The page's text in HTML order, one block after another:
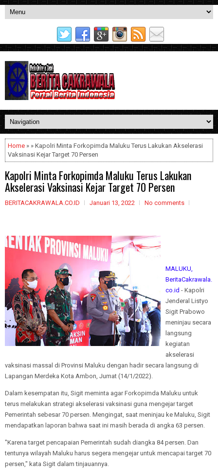
Home » » Kapolri Minta Forkopimda Maluku Terus Lakukan Akselerasi
Vaksinasi Kejar Target 70 Persen
Kapolri Minta Forkopimda Maluku Terus Lakukan
Akselerasi Vaksinasi Kejar Target 70 Persen
BERITACAKRAWALA.CO.ID Januari 13, 2022 No comments
MALUKU,
BeritaCakrawala.
co.id - Kapolri
Jenderal Listyo
Sigit Prabowo
meninjau secara
langsung
kegiatan
akselerasi
vaksinasi massal di Provinsi Maluku dengan hadir secara langsung di
Lapangan Merdeka Kota Ambon, Jumat (14/1/2022).
Dalam kesempatan itu, Sigit meminta agar Forkopimda Maluku untuk
terus melakukan strategi akselerasi vaksinasi guna mengejar target
Pemerintah sebesar 70 persen. Mengingat, saat meninjau ke Maluku, Sigit
mendapatkan laporan bahwa saat ini masih berada di angka 63 persen.
"Karena target pencapaian Pemerintah sudah diangka 84 persen. Dan
tentunya wilayah Maluku harus segera mengejar untuk mencapai target 70
persen," kata Sigit dalam tinjauannya.